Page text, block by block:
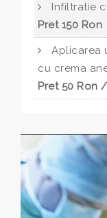
Infiltratie
Pret 150 Ron
Aplicarea
cu crema
Pret 50 Ron